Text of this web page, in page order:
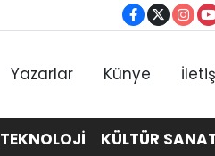
Yazarlar Künye
TEKNOLOJİ
KÜLTÜR